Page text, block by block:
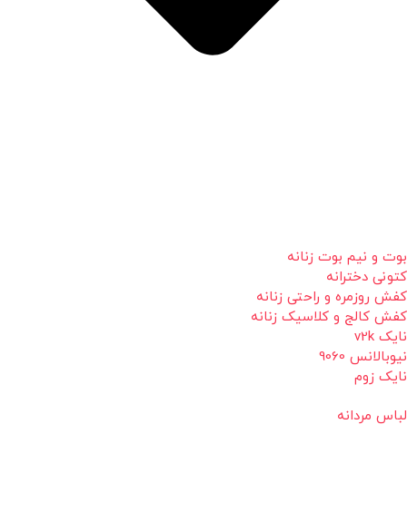
بوت و نیم بوت زنانه
کتونی دخترانه
کفش روزمره و راحتی زنانه
کفش کالج و کلاسیک زنانه
نایک v2k
نیوبالانس 9060
نایک زوم
لباس مردانه